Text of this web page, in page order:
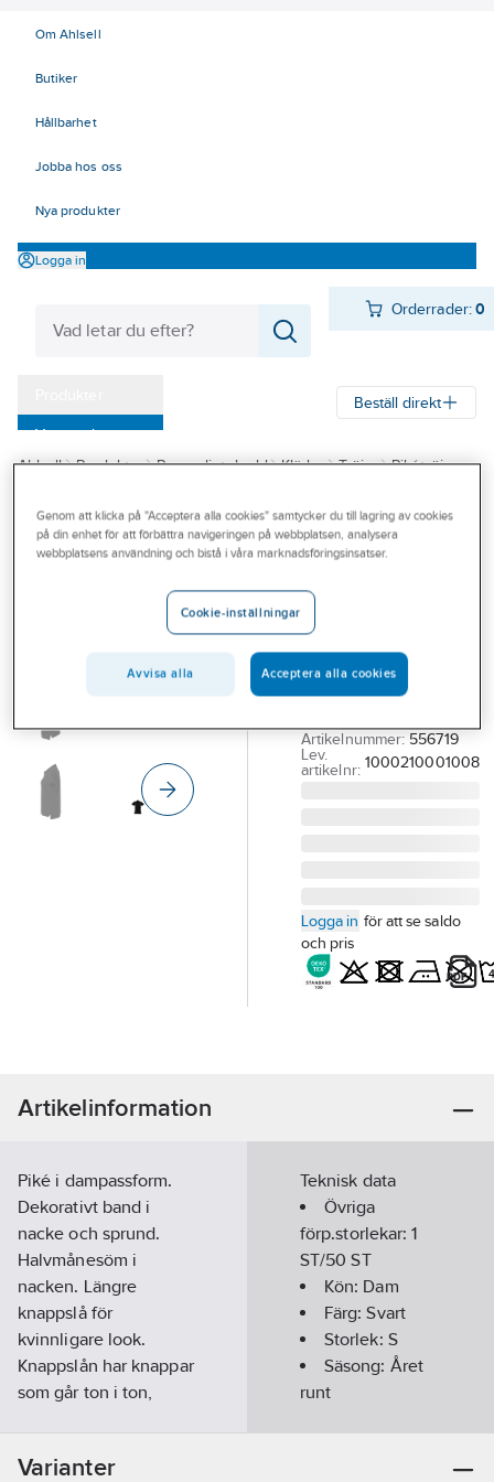
Om Ahlsell
Butiker
Hållbarhet
Jobba hos oss
Nya produkter
Logga in
Orderrader:0
Varumärken
Outlet
Branscher
Beställ direkt
Ahlsell Produkter Personligt skydd Kläder Tröjor Pikétröjor
SOUTH WEST
Pikétröja South
PIKÉTRÖJA SOUTH
WEST MARION 335
SOLID DAM SVART
Artikelnummer: 556719
Lev.
artikelnr: 1000210001008
Logga in för att se saldo
och pris
Artikelinformation
Piké i dampassform.
Dekorativt band i
nacke och sprund.
Halvmånesöm i
nacken. Längre
knappslå för
kvinnligare look.
Knappslån har knappar
som går ton i ton,
brodyr ovanför sprund.
Teknisk data
Övriga
förp.storlekar:1
ST/50 ST
Kön: Dam
Färg:Svart
Storlek: S
Säsong: Året
runt
Varianter
Genom att klicka på "Acceptera alla cookies" samtycker du till lagring av cookies
på din enhet för att förbättra navigeringen på webbplatsen, analysera
webbplatsens användning och bistå i våra marknadsföringsinsatser.
Cookie-inställningar
Avvisa alla Acceptera alla cookies